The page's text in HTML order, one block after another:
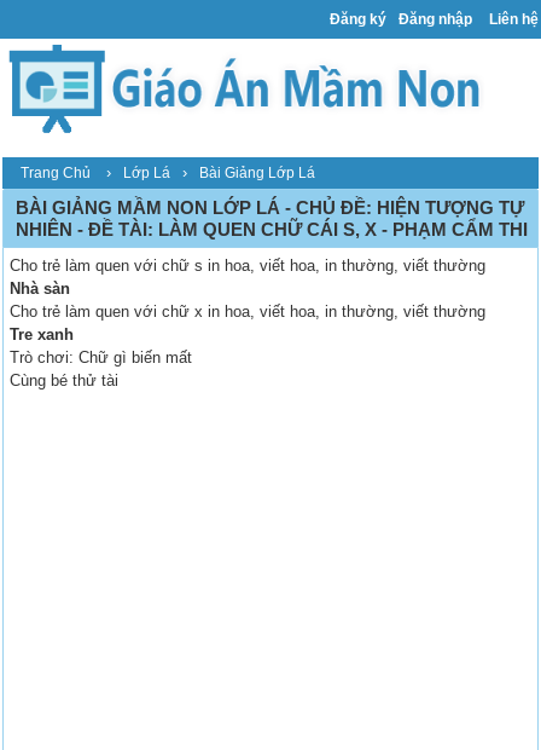
Đăng ký Đăng nhập Liên hệ
Trang Chủ › Lớp Lá › Bài Giảng Lớp Lá
BÀI GIẢNG MẦM NON LỚP LÁ - CHỦ ĐỀ: HIỆN TƯỢNG TỰ
NHIÊN - ĐỀ TÀI: LÀM QUEN CHỮ CÁI S, X - PHẠM CẨM THI
Cho trẻ làm quen với chữ s in hoa, viết hoa, in thường, viết thường
Nhà sàn
Cho trẻ làm quen với chữ x in hoa, viết hoa, in thường, viết thường
Tre xanh
Trò chơi: Chữ gì biến mất
Cùng bé thử tài